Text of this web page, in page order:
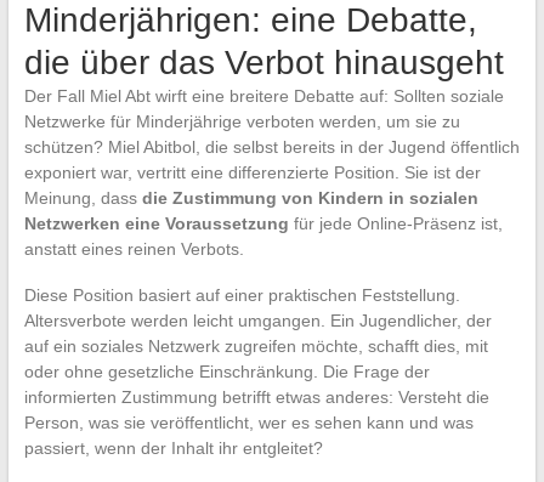
Minderjährigen: eine Debatte,
die über das Verbot hinausgeht
Der Fall Miel Abt wirft eine breitere Debatte auf: Sollten soziale
Netzwerke für Minderjährige verboten werden, um sie zu
schützen? Miel Abitbol, die selbst bereits in der Jugend öffentlich
exponiert war, vertritt eine differenzierte Position. Sie ist der
Meinung, dass die Zustimmung von Kindern in sozialen
Netzwerken eine Voraussetzung für jede Online-Präsenz ist,
anstatt eines reinen Verbots.
Diese Position basiert auf einer praktischen Feststellung.
Altersverbote werden leicht umgangen. Ein Jugendlicher, der
auf ein soziales Netzwerk zugreifen möchte, schafft dies, mit
oder ohne gesetzliche Einschränkung. Die Frage der
informierten Zustimmung betrifft etwas anderes: Versteht die
Person, was sie veröffentlicht, wer es sehen kann und was
passiert, wenn der Inhalt ihr entgleitet?